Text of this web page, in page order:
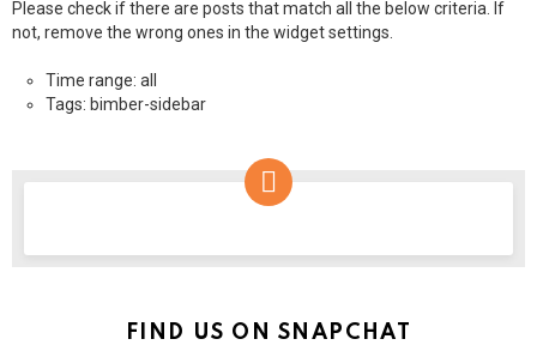
Please check if there are posts that match all the below criteria. If
not, remove the wrong ones in the widget settings.
Time range: all
Tags: bimber-sidebar
FIND US ON SNAPCHAT